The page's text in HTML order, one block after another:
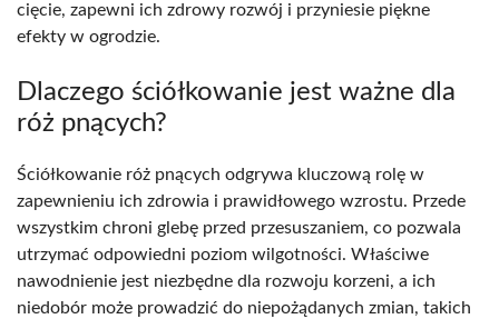
cięcie, zapewni ich zdrowy rozwój i przyniesie piękne
efekty w ogrodzie.
Dlaczego ściółkowanie jest ważne dla
róż pnących?
Ściółkowanie róż pnących odgrywa kluczową rolę w
zapewnieniu ich zdrowia i prawidłowego wzrostu. Przede
wszystkim chroni glebę przed przesuszaniem, co pozwala
utrzymać odpowiedni poziom wilgotności. Właściwe
nawodnienie jest niezbędne dla rozwoju korzeni, a ich
niedobór może prowadzić do niepożądanych zmian, takich